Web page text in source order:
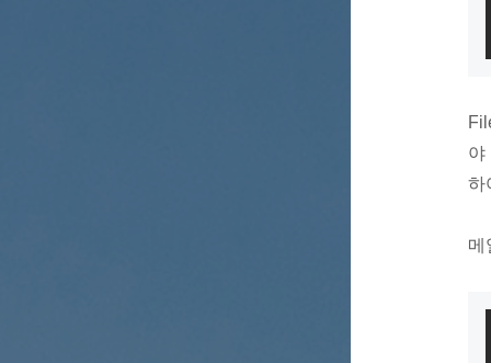
야
하
메